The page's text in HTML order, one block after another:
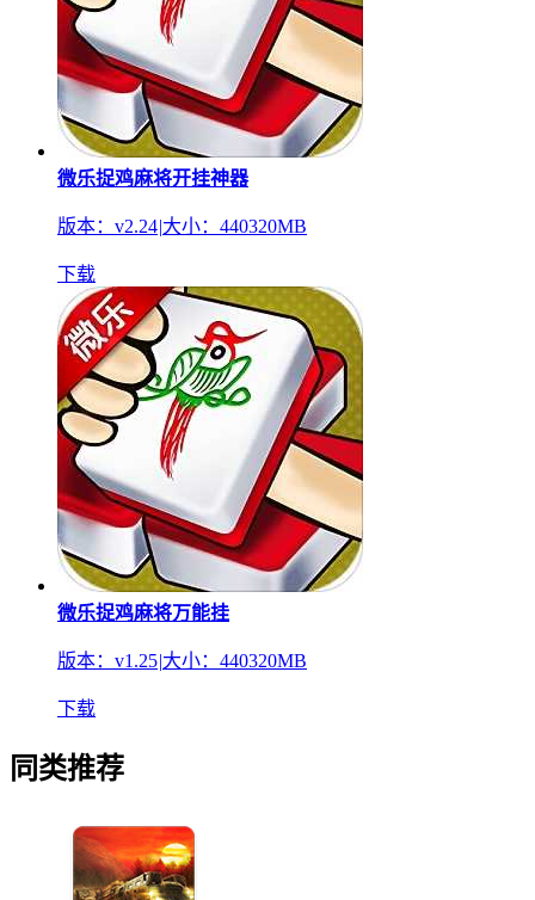
微乐捉鸡麻将开挂神器
版本：v2.24|大小：440320MB
下载
微乐捉鸡麻将万能挂
版本：v1.25|大小：440320MB
下载
同类推荐